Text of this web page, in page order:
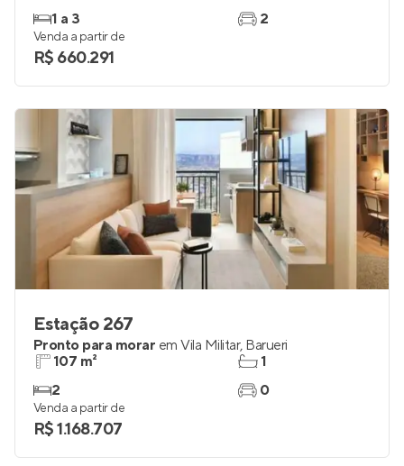
1 a 3
2
Venda a partir de
R$ 660.291
Estação 267
Pronto para morar em Vila Militar, Barueri
107 m²
2
1
0
Venda a partir de
R$ 1.168.707